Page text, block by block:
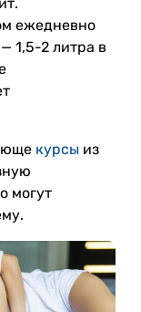
ежедневно
1,5-2 литра в
курсы из
могут